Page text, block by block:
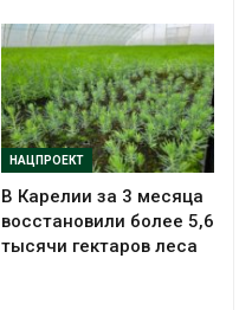
НАЦПРОЕКТ
В Карелии за 3 месяца
восстановили более 5,6
тысячи гектаров леса